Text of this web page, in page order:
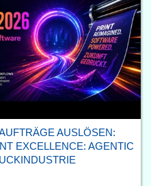
AUSLÖSEN:
EXCELLENCE: AGENTIC